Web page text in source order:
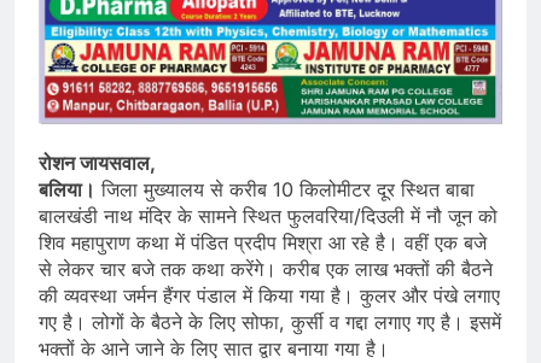
रोशन जायसवाल,
बलिया। जिला मुख्यालय से करीब 10 किलोमीटर दूर स्थित बाबा
बालखंडी नाथ मंदिर के सामने स्थित फुलवरिया/दिउली में नौ जून को
शिव महापुराण कथा में पंडित प्रदीप मिश्रा आ रहे है। वहीं एक बजे
से लेकर चार बजे तक कथा करेंगे। करीब एक लाख भक्तों की बैठने
की व्यवस्था जर्मन हैंगर पंडाल में किया गया है। कुलर और पंखे लगाए
गए है। लोगों के बैठने के लिए सोफा, कुर्सी व गद्दा लगाए गए है। इसमें
भक्तों के आने जाने के लिए सात द्वार बनाया गया है।